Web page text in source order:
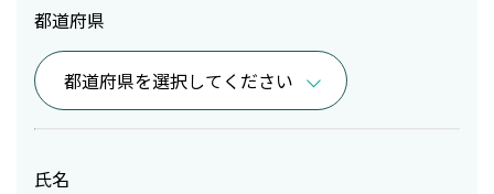
都道府県
氏名